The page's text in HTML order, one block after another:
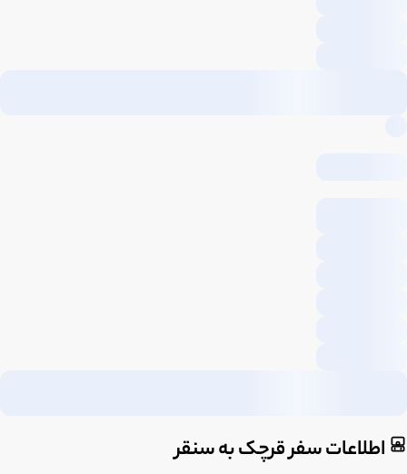
اطلاعات سفر قرچک به سنقر